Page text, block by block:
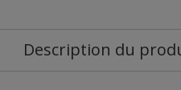
Description du